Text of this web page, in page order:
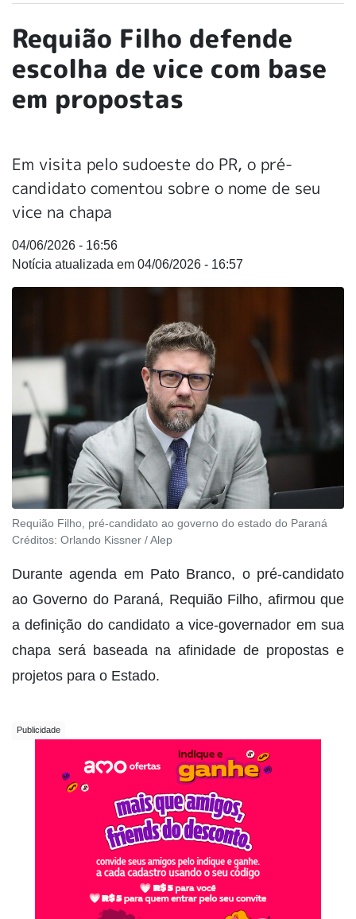
Requião Filho defende
escolha de vice com base
em propostas
Em visita pelo sudoeste do PR, o pré-
candidato comentou sobre o nome de seu
vice na chapa
04/06/2026 - 16:56
04/06/2026 - 16:57
Requião Filho, pré-candidato ao governo do estado do Paraná
Créditos: Orlando Kissner / Alep
Durante agenda em Pato Branco, o pré-candidato
ao Governo do Paraná, Requião Filho, afirmou que
a definição do candidato a vice-governador em sua
chapa será baseada na afinidade de propostas e
projetos para o Estado.